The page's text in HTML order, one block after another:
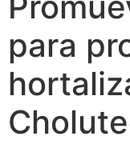
para